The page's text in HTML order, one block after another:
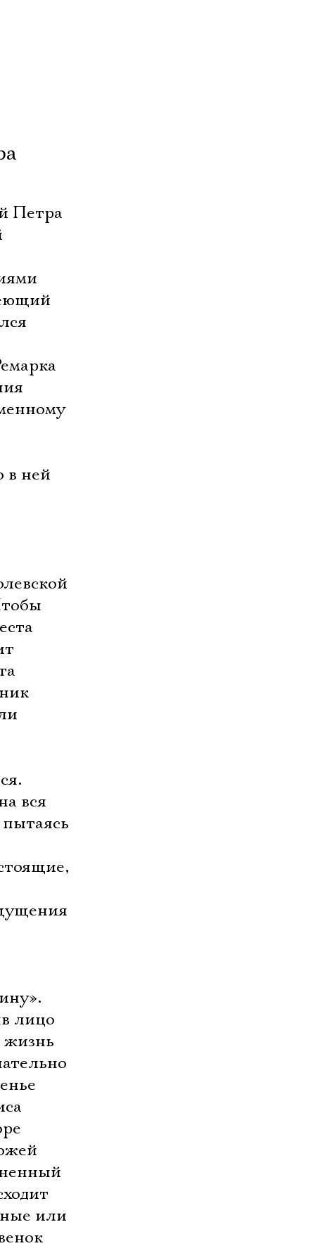
Петра
в ней
вся
лицо
жизнь
или